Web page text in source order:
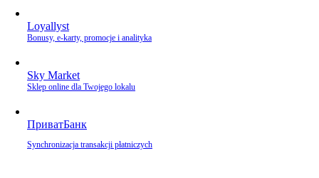
Loyallyst
Bonusy, e‑karty, promocje i analityka
Sky Market
Sklep online dla Twojego lokalu
ПриватБанк
Synchronizacja transakcji płatniczych